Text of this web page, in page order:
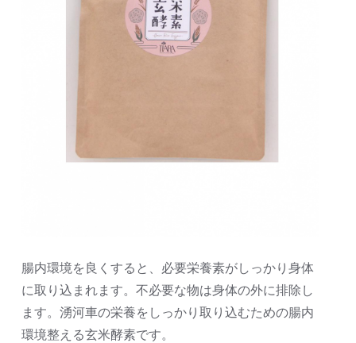
腸内環境を良くすると、必要栄養素がしっかり身体
に取り込まれます。不必要な物は身体の外に排除し
ます。湧河車の栄養をしっかり取り込むための腸内
環境整える玄米酵素です。